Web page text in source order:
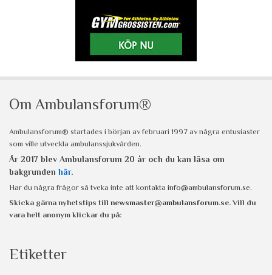
Om Ambulansforum®
Ambulansforum® startades i början av februari 1997 av några entusiaster
som ville utveckla ambulanssjukvården.
År 2017 blev Ambulansforum 20 år och du kan läsa om
bakgrunden här.
Har du några frågor så tveka inte att kontakta info@ambulansforum.se.
Skicka gärna nyhetstips till newsmaster@ambulansforum.se. Vill du
vara helt anonym klickar du på:
Etiketter